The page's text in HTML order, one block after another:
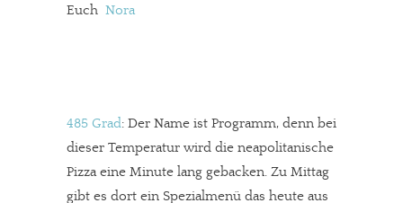
Euch Nora
485 Grad: Der Name ist Programm, denn bei
dieser Temperatur wird die neapolitanische
Pizza eine Minute lang gebacken. Zu Mittag
gibt es dort ein Spezialmenü das heute aus